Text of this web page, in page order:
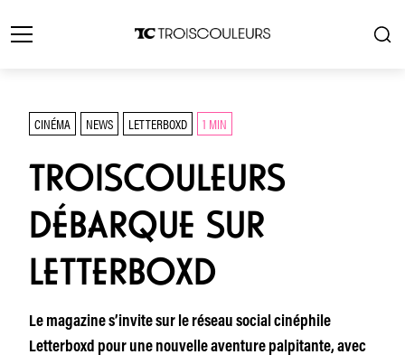
CINÉMA NEWS LETTERBOXD 1 MIN
TROISCOULEURS
DÉBARQUE SUR
LETTERBOXD
Le magazine s’invite sur le réseau social cinéphile
Letterboxd pour une nouvelle aventure palpitante, avec